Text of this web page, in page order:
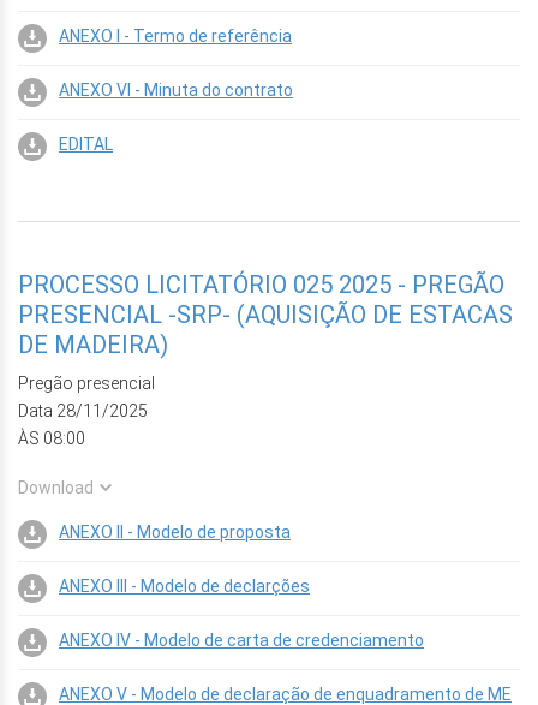
ANEXO I - Termo de referência
ANEXO VI - Minuta do contrato
EDITAL
PROCESSO LICITATÓRIO 025 2025 - PREGÃO
PRESENCIAL -SRP- (AQUISIÇÃO DE ESTACAS
DE MADEIRA)
Pregão presencial
Data 28/11/2025
ÀS 08:00
Download
ANEXO II - Modelo de proposta
ANEXO III - Modelo de declarções
ANEXO IV - Modelo de carta de credenciamento
ANEXO V - Modelo de declaração de enquadramento de ME